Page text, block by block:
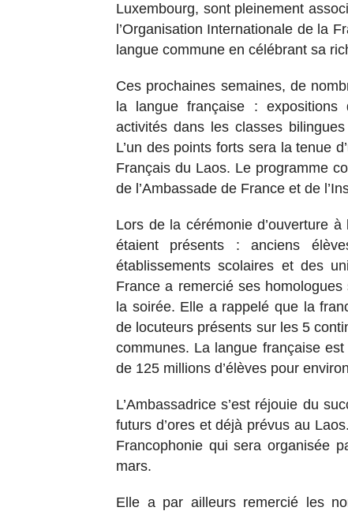
Luxembourg, sont pleinement
l’Organisation Internationale de la
langue commune en célébrant sa
Ces prochaines semaines, de
la langue française : expositions
activités dans les classes
L’un des points forts sera la tenue
Français du Laos. Le programme
de l’Ambassade de France et de
Lors de la cérémonie d’ouverture
étaient présents : anciens
établissements scolaires et des
France a remercié ses
la soirée. Elle a rappelé que la
de locuteurs présents sur les 5
communes. La langue française
de 125 millions d’élèves pour
L’Ambassadrice s’est réjouie du
futurs d’ores et déjà prévus au
Francophonie qui sera organisée
mars.
Elle a par ailleurs remercié les